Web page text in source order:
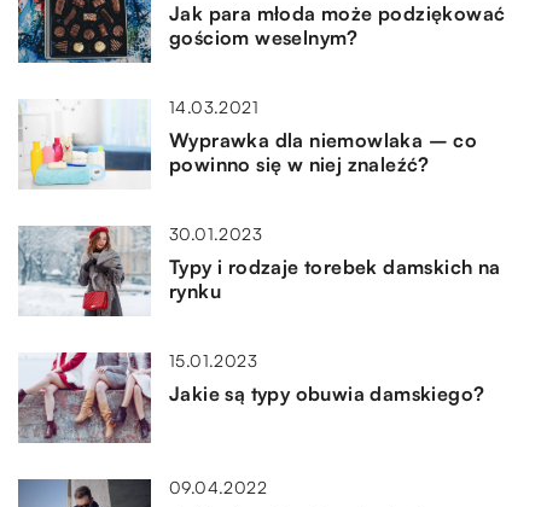
Jak para młoda może podziękować
gościom weselnym?
14.03.2021
Wyprawka dla niemowlaka – co
powinno się w niej znaleźć?
30.01.2023
Typy i rodzaje torebek damskich na
rynku
15.01.2023
Jakie są typy obuwia damskiego?
09.04.2022